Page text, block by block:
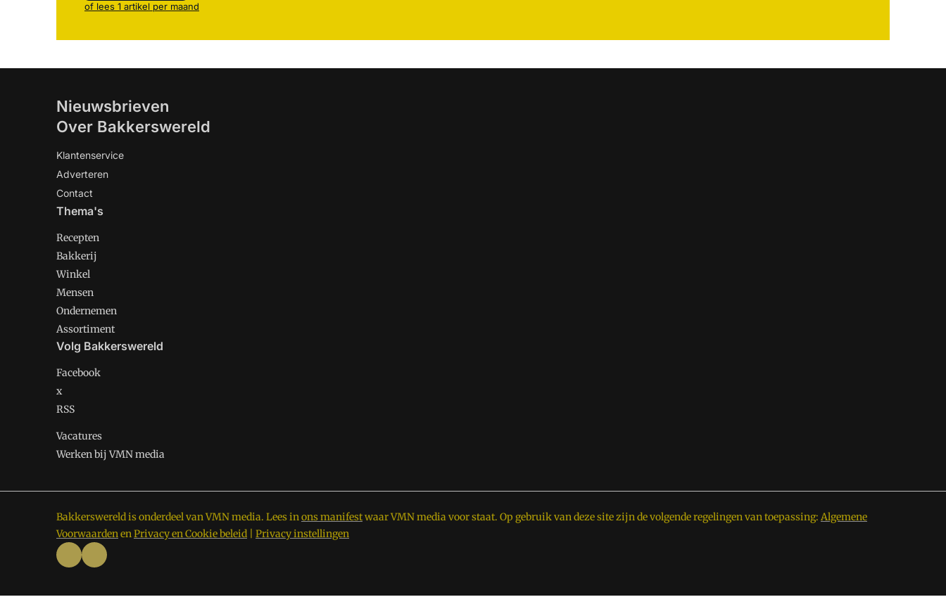
of lees 1 artikel per maand
Nieuwsbrieven
Over Bakkerswereld
Klantenservice
Adverteren
Contact
Thema's
Recepten
Bakkerij
Winkel
Mensen
Ondernemen
Assortiment
Volg Bakkerswereld
Facebook
x
RSS
Vacatures
Werken bij VMN media
Bakkerswereld is onderdeel van VMN media. Lees inons manifestwaar VMN media voor staat. Op gebruik van deze site zijn de volgende regelingen van toepassing: Algemene
VoorwaardenenPrivacy en Cookie beleid Privacy instellingen